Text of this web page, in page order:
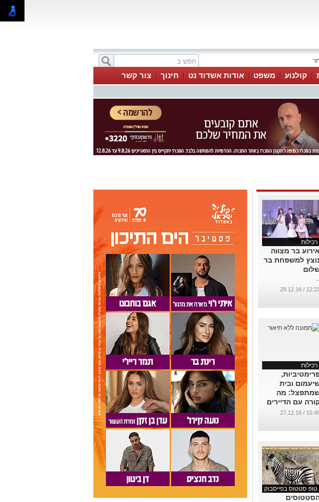
קולנוע משפט אודות אשדוד נט חינוך צור קשר
רכילות
אירוע בר מצווה
נוצץ למשפחת בר
12:21 / 29.12.16
רכילות
ובית
מה
עם הדיירים
באח?
15:46 /
טופ סטטוס בפייסבוק